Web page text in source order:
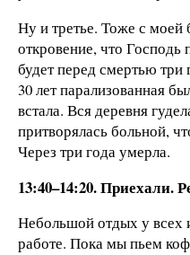
Ну и третье. Тоже с моей
откровение, что Господь
будет перед смертью три
30 лет парализованная
встала. Вся деревня
притворялась больной,
Через три года умерла.
13:40–14:20. Приехали.
Небольшой отдых у всех
работе. Пока мы пьем